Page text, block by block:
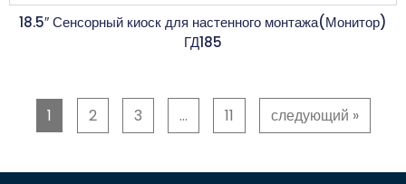
18.5″ Сенсорный киоск для настенного монтажа(Монитор)
ГД185
1 2 3 … 11 следующий »